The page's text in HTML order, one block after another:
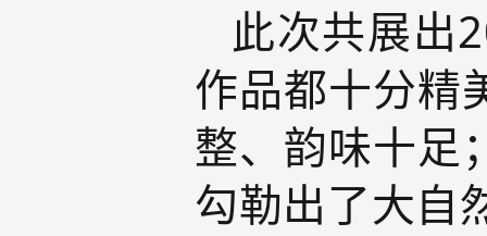
此次共展出
作品都十分精
整、韵味十足
勾勒出了大自